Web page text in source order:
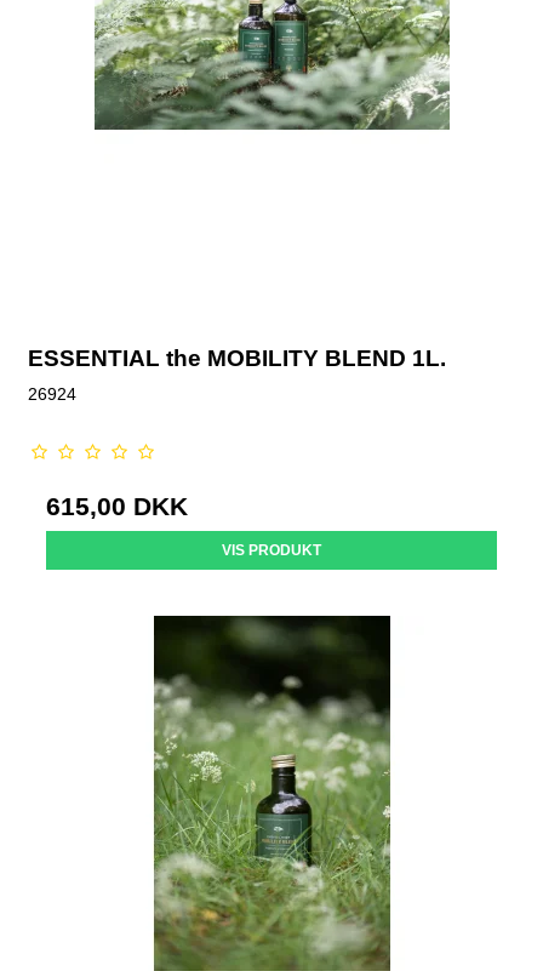
ESSENTIAL the MOBILITY BLEND 1L.
26924
615,00 DKK
VIS PRODUKT